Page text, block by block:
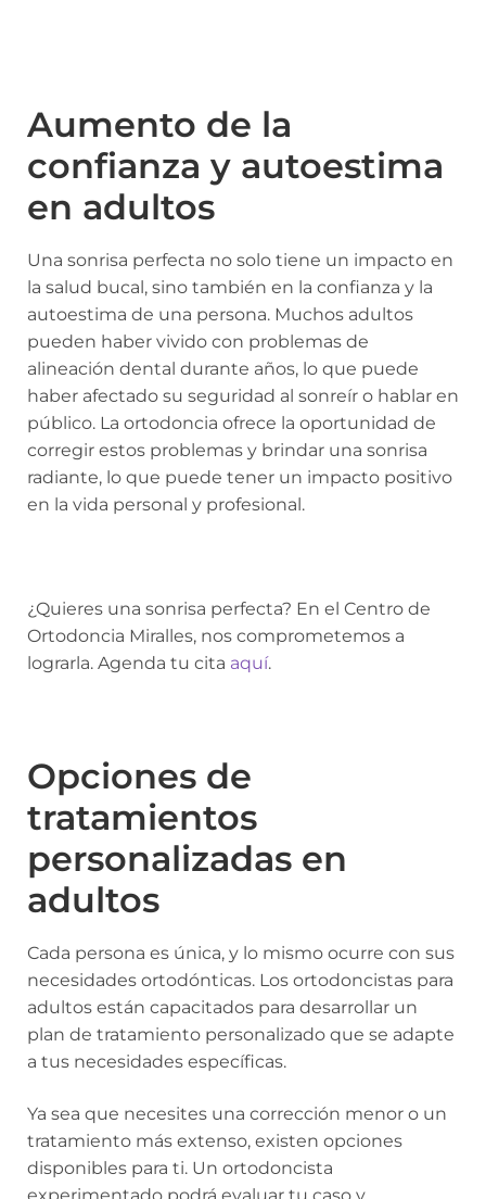
Aumento de la
confianza y autoestima
en adultos
Una sonrisa perfecta no solo tiene un impacto en
la salud bucal, sino también en la confianza y la
autoestima de una persona. Muchos adultos
pueden haber vivido con problemas de
alineación dental durante años, lo que puede
haber afectado su seguridad al sonreír o hablar en
público. La ortodoncia ofrece la oportunidad de
corregir estos problemas y brindar una sonrisa
radiante, lo que puede tener un impacto positivo
en la vida personal y profesional.
¿Quieres una sonrisa perfecta? En el Centro de
Ortodoncia Miralles, nos comprometemos a
lograrla. Agenda tu cita aquí.
Opciones de
tratamientos
personalizadas en
adultos
Cada persona es única, y lo mismo ocurre con sus
necesidades ortodónticas. Los ortodoncistas para
adultos están capacitados para desarrollar un
plan de tratamiento personalizado que se adapte
a tus necesidades específicas.
Ya sea que necesites una corrección menor o un
tratamiento más extenso, existen opciones
disponibles para ti. Un ortodoncista